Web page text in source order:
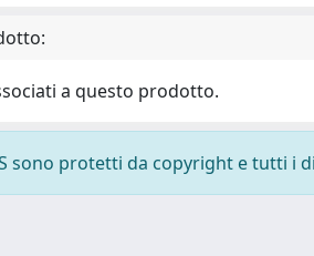
a questo prodotto.
sono protetti da copyright e tutti i